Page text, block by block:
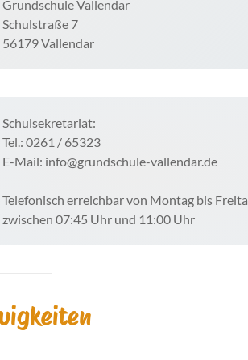
Grundschule Vallendar
Schulstraße 7
56179 Vallendar
Schulsekretariat:
Tel.: 0261 / 65323
E-Mail: info@grundschule-vallendar.de
Telefonisch erreichbar von Montag bis
zwischen 07:45 Uhr und 11:00 Uhr